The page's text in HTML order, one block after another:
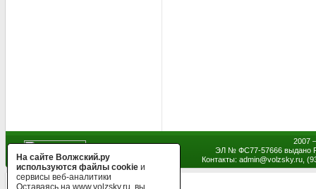
2007
ЭЛ № ФС77-57666 выдано
Контакты: admin@volzsky.ru,
На сайте Волжский.ру
используются файлы cookie и
сервисы веб-аналитики
Оставаясь на www.volzsky.ru, вы